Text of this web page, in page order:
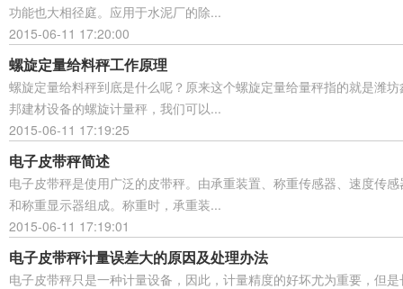
功能也大相径庭。应用于水泥厂的除...
2015-06-11 17:20:00
螺旋定量给料秤工作原理
螺旋定量给料秤到底是什么呢？原来这个螺旋定量给量秤指的就是潍坊
邦建材设备的螺旋计量秤，我们可以...
2015-06-11 17:19:25
电子皮带秤简述
电子皮带秤是使用广泛的皮带秤。由承重装置、称重传感器、速度传感
和称重显示器组成。称重时，承重装...
2015-06-11 17:19:01
电子皮带秤计量误差大的原因及处理办法
电子皮带秤只是一种计量设备，因此，计量精度的好坏尤为重要，但是